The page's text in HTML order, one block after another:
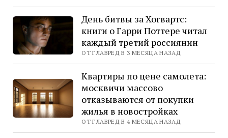
День битвы за Хогвартс:
книги о Гарри Поттере читал
каждый третий россиянин
ОТ ГЛАВРЕД В 3 МЕСЯЦА НАЗАД
Квартиры по цене самолета:
москвичи массово
отказываются от покупки
жилья в новостройках
ОТ ГЛАВРЕД В 4 МЕСЯЦА НАЗАД